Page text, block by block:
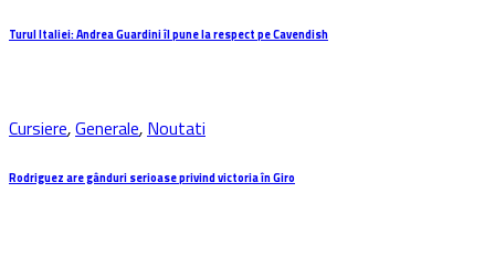
Turul Italiei: Andrea Guardini îl pune la respect pe Cavendish
Cursiere,Generale, Noutati
Rodriguez are gânduri serioase privind victoria în Giro